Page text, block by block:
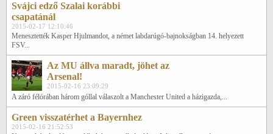
Svájci edző Szalai korábbi
csapatánál
2015-02-17 12:10:46
Menesztették Kasper Hjulmandot, a német labdarúgó-bajnokságban 14. helyezett
FSV...
Az MU állva maradt, jöhet az
Arsenal!
2015-02-16 23:09:29
A záró félórában három góllal válaszolt a Manchester United a házigazda,...
Green visszatérhet a Bayernhez
2015-02-16 21:52:53